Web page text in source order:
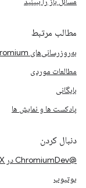
مطالب مرتبط
به‌روزرسانی‌های Chromium
مطالعات موردی
بایگانی
پادکست ها و نمایش ها
دنبال کردن
@ChromiumDev در X
یوتیوب